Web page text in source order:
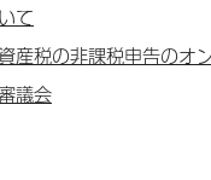
て
産税の非課税申告のオ
議会